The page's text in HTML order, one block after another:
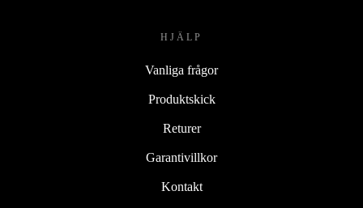
HJÄLP
Vanliga frågor
Produktskick
Returer
Garantivillkor
Kontakt